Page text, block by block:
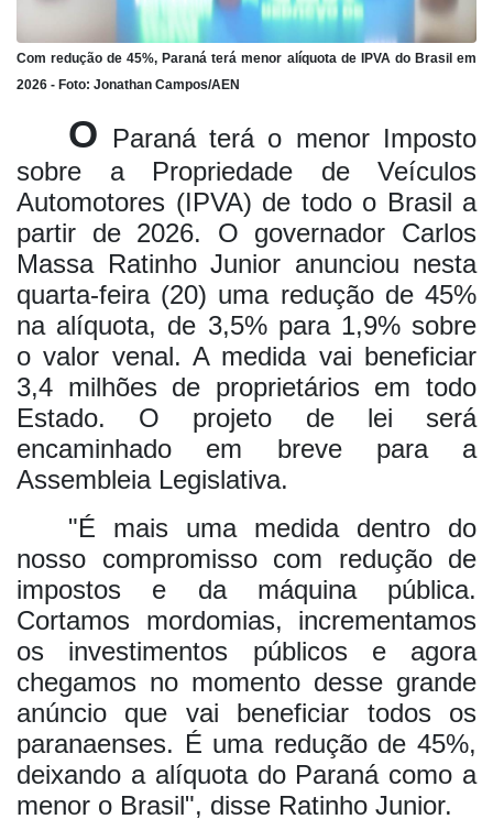
Com redução de 45%, Paraná terá menor alíquota de IPVA do Brasil em
2026 - Foto: Jonathan Campos/AEN
O Paraná terá o menor Imposto
sobre a Propriedade de Veículos
Automotores (IPVA) de todo o Brasil a
partir de 2026. O governador Carlos
Massa Ratinho Junior anunciou nesta
quarta-feira (20) uma redução de 45%
na alíquota, de 3,5% para 1,9% sobre
o valor venal. A medida vai beneficiar
3,4 milhões de proprietários em todo
Estado. O projeto de lei será
encaminhado em breve para a
Assembleia Legislativa.
"É mais uma medida dentro do
nosso compromisso com redução de
impostos e da máquina pública.
Cortamos mordomias, incrementamos
os investimentos públicos e agora
chegamos no momento desse grande
anúncio que vai beneficiar todos os
paranaenses. É uma redução de 45%,
deixando a alíquota do Paraná como a
menor o Brasil", disse Ratinho Junior.